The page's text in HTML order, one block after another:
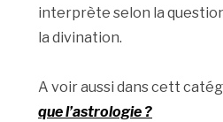
interprète selon la
la divination.
A voir aussi dans cett
que l’astrologie ?